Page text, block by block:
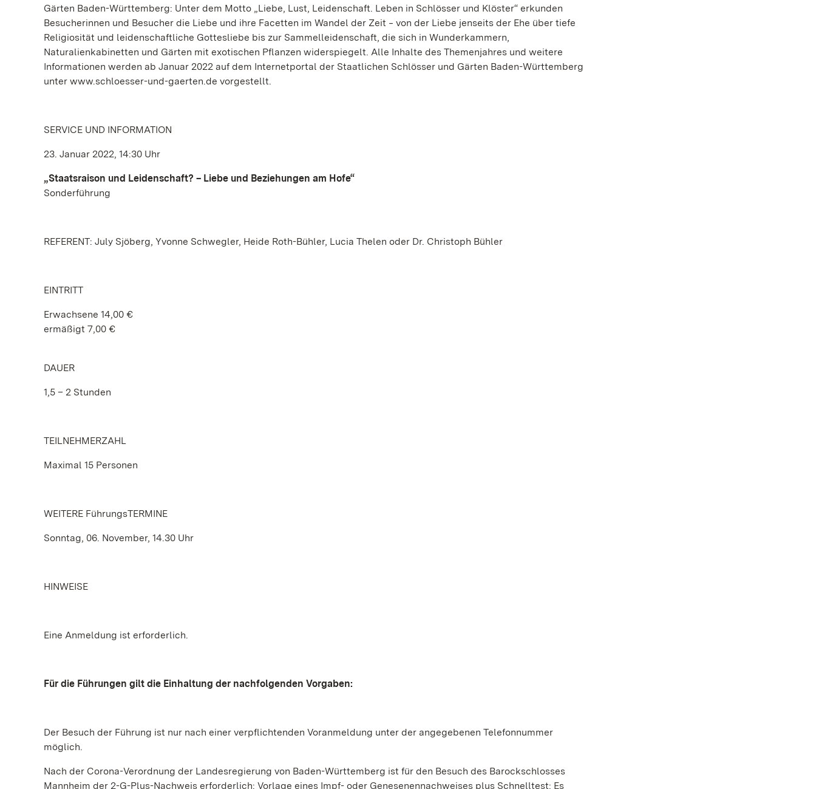
Gärten Baden-Württemberg: Unter dem Motto „Liebe, Lust, Leidenschaft. Leben in Schlösser und Klöster“ erkunden
Besucherinnen und Besucher die Liebe und ihre Facetten im Wandel der Zeit ‒ von der Liebe jenseits der Ehe über tiefe
Religiosität und leidenschaftliche Gottesliebe bis zur Sammelleidenschaft, die sich in Wunderkammern,
Naturalienkabinetten und Gärten mit exotischen Pflanzen widerspiegelt. Alle Inhalte des Themenjahres und weitere
Informationen werden ab Januar 2022 auf dem Internetportal der Staatlichen Schlösser und Gärten Baden-Württemberg
unter www.schloesser-und-gaerten.de vorgestellt.
SERVICE UND INFORMATION
23. Januar 2022, 14:30 Uhr
„Staatsraison und Leidenschaft? – Liebe und Beziehungen am Hofe“
Sonderführung
REFERENT: July Sjöberg, Yvonne Schwegler, Heide Roth-Bühler, Lucia Thelen oder Dr. Christoph Bühler
EINTRITT
Erwachsene 14,00 €
ermäßigt 7,00 €
DAUER
1,5 – 2 Stunden
TEILNEHMERZAHL
Maximal 15 Personen
WEITERE FührungsTERMINE
Sonntag, 06. November, 14.30 Uhr
HINWEISE
Eine Anmeldung ist erforderlich.
Für die Führungen gilt die Einhaltung der nachfolgenden Vorgaben:
Der Besuch der Führung ist nur nach einer verpflichtenden Voranmeldung unter der angegebenen Telefonnummer
möglich.
Nach der Corona-Verordnung der Landesregierung von Baden-Württemberg ist für den Besuch des Barockschlosses
Mannheim der 2-G-Plus-Nachweis erforderlich: Vorlage eines Impf- oder Genesenennachweises plus Schnelltest: Es